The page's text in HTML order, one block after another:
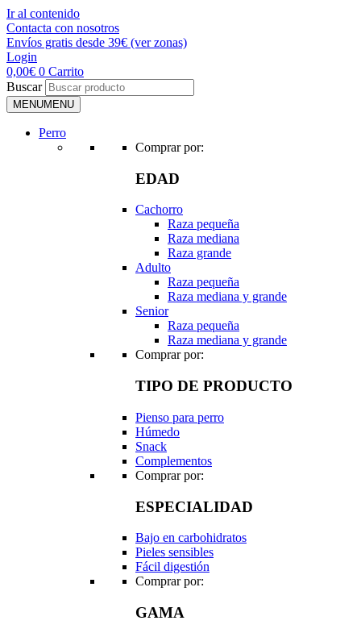
Ir al contenido
Contacta con nosotros
Envíos gratis desde 39€ (ver zonas)
Login
0,00€ 0 Carrito
Buscar
MENUMENU
Perro
Comprar por:
EDAD
Cachorro
Raza pequeña
Raza mediana
Raza grande
Adulto
Raza pequeña
Raza mediana y grande
Senior
Raza pequeña
Raza mediana y grande
Comprar por:
TIPO DE PRODUCTO
Pienso para perro
Húmedo
Snack
Complementos
Comprar por:
ESPECIALIDAD
Bajo en carbohidratos
Pieles sensibles
Fácil digestión
Comprar por:
GAMA